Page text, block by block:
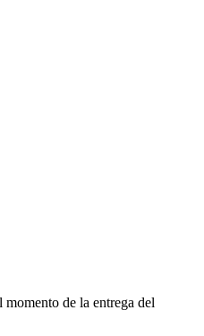
de la entrega del